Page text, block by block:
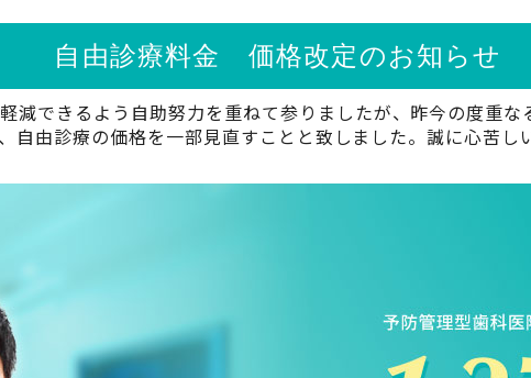
自由診療料金 価格改定のお知らせ
減できるよう自助努力を重ねて参りましたが、昨今の度重
自由診療の価格を一部見直すことと致しました。誠に心苦